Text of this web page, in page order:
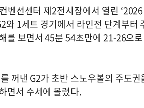
벤션센터 제2전시장에서 열린
와 1세트 경기에서 라인전 단계부터
를 보면서 45분 54초만에 21-26으
꺼낸 G2가 초반 스노우볼의 주도권
면서 수세에 몰렸다.